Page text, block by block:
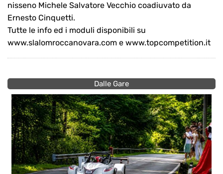
nisseno Michele Salvatore Vecchio coadiuvato da
Ernesto Cinquetti.
Tutte le info ed i moduli disponibili su
www.slalomroccanovara.com e www.topcompetition.it
Dalle Gare